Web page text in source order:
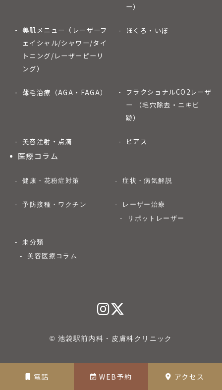
電話 WEB予約 アクセス
ー）
美肌メニュー（レーザーフ
ェイシャル/シャワー/タイ
トニング/レーザーピーリ
ング）
ほくろ・いぼ
薄毛治療（AGA・FAGA）
フラクショナルCO2レーザ
ー （毛穴除去・ニキビ
跡）
美容注射・点滴 ピアス
医療コラム
健康・花粉症対策 症状・病気解説
予防接種・ワクチン
レーザー治療
リポットレーザー
未分類
美容医療コラム
© 池袋駅前内科・皮膚科クリニック